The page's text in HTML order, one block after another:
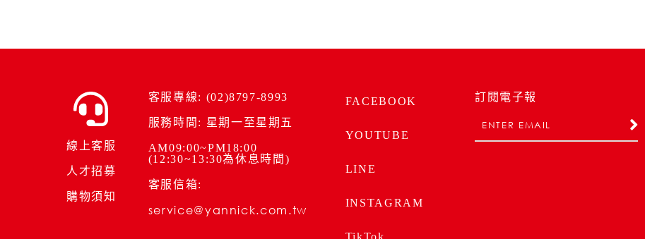
線上客服
人才招募
購物須知
客服專線: (02)8797-8993
服務時間: 星期一至星期五
AM09:00~PM18:00
(12:30~13:30為休息時間)
客服信箱:
service@yannick.com.tw
FACEBOOK
YOUTUBE
LINE
INSTAGRAM
TikTok
訂閱電子報